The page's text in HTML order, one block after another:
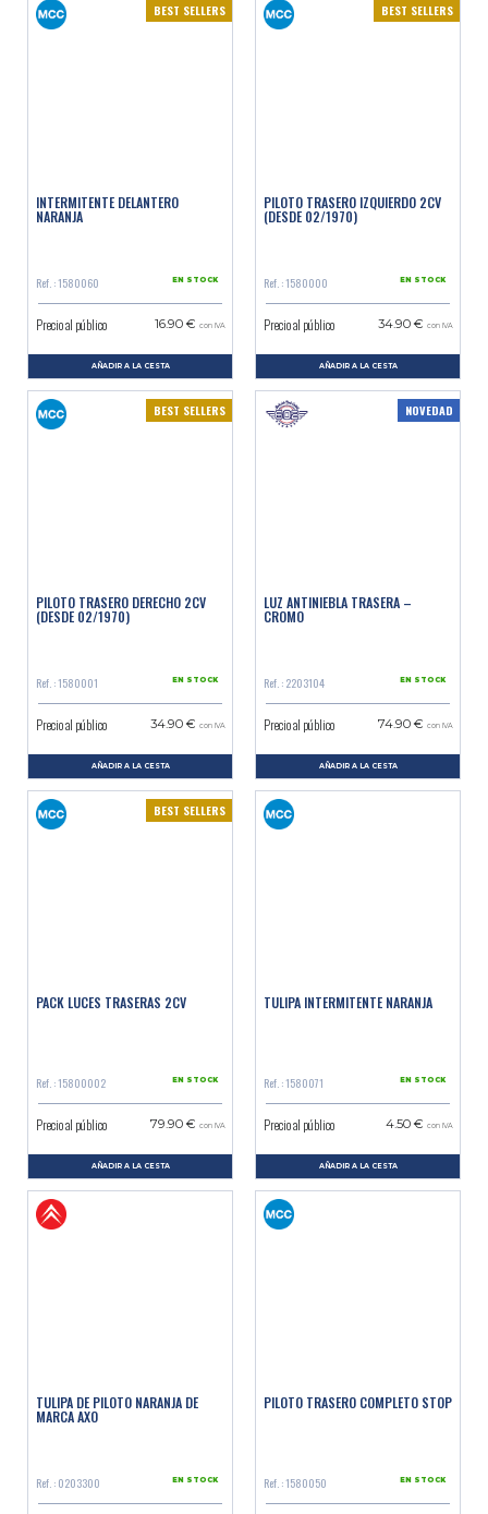
BEST SELLERS
INTERMITENTE DELANTERO
NARANJA
Ref. : 1580060 EN STOCK
Precio al público 16.90 € con IVA
AÑADIR A LA CESTA
BEST SELLERS
PILOTO TRASERO IZQUIERDO 2CV
(DESDE 02/1970)
Ref. : 1580000 EN STOCK
Precio al público 34.90 € con IVA
AÑADIR A LA CESTA
BEST SELLERS
PILOTO TRASERO DERECHO 2CV
(DESDE 02/1970)
Ref. : 1580001 EN STOCK
Precio al público 34.90 € con IVA
AÑADIR A LA CESTA
NOVEDAD
LUZ ANTINIEBLA TRASERA –
CROMO
Ref. : 2203104 EN STOCK
Precio al público 74.90 € con IVA
AÑADIR A LA CESTA
BEST SELLERS
PACK LUCES TRASERAS 2CV
Ref. : 15800002 EN STOCK
Precio al público 79.90 € con IVA
AÑADIR A LA CESTA
TULIPA INTERMITENTE NARANJA
Ref. : 1580071 EN STOCK
Precio al público 4.50 € con IVA
AÑADIR A LA CESTA
TULIPA DE PILOTO NARANJA DE
MARCA AXO
Ref. : 0203300 EN STOCK
PILOTO TRASERO COMPLETO STOP
Ref. : 1580050 EN STOCK